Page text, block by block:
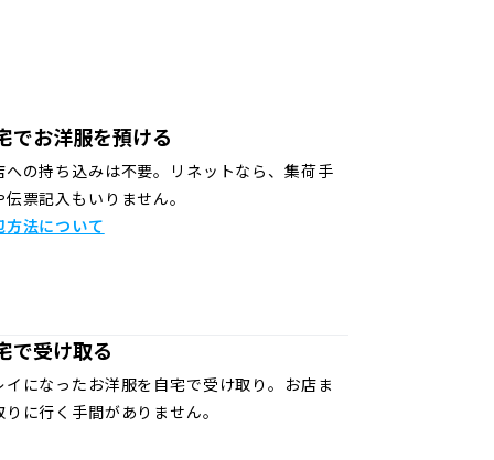
でお洋服を預ける
への持ち込みは不要。リネットなら、集荷手
伝票記入もいりません。
方法について
で受け取る
イになったお洋服を自宅で受け取り。お店ま
りに行く手間がありません。